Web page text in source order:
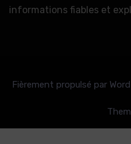
informations fiables et
Fièrement propulsé par